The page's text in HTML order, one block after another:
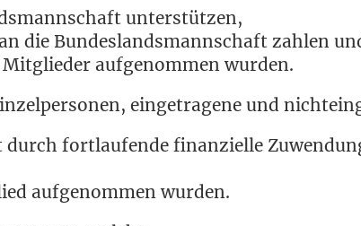
unterstützen,
die Bun­des­lands­mann­schaft zah­len
auf­ge­nom­men wurden.
ein­ge­tra­ge­ne und
durch fort­lau­fen­de finan­zi­el­le
auf­ge­nom­men wurden.